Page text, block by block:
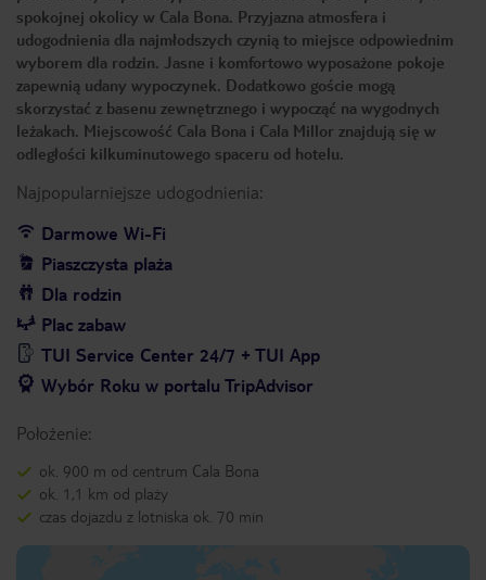
spokojnej okolicy w Cala Bona. Przyjazna atmosfera i
udogodnienia dla najmłodszych czynią to miejsce odpowiednim
wyborem dla rodzin. Jasne i komfortowo wyposażone pokoje
zapewnią udany wypoczynek. Dodatkowo goście mogą
skorzystać z basenu zewnętrznego i wypocząć na wygodnych
leżakach. Miejscowość Cala Bona i Cala Millor znajdują się w
odległości kilkuminutowego spaceru od hotelu.
Najpopularniejsze udogodnienia:
Darmowe Wi-Fi
Piaszczysta plaża
Dla rodzin
Plac zabaw
TUI Service Center 24/7 + TUI App
Wybór Roku w portalu TripAdvisor
Położenie:
ok. 900 m od centrum Cala Bona
ok. 1,1 km od plaży
czas dojazdu z lotniska ok. 70 min